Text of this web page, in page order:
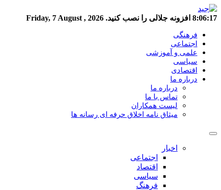
8:06:18 افزونه جلالی را نصب کنید. Friday, 7 August , 2026
فرهنگی
اجتماعی
علمی و آموزشی
سیاسی
اقتصادی
درباره ما
درباره ما
تماس با ما
لیست همکاران
میثاق نامه اخلاق حرفه ای رسانه ها
اخبار
اجتماعی
اقتصاد
سیاسی
فرهنگ